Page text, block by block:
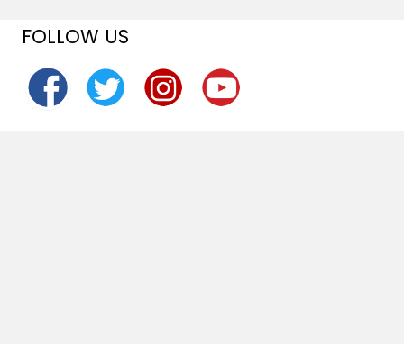
FOLLOW US